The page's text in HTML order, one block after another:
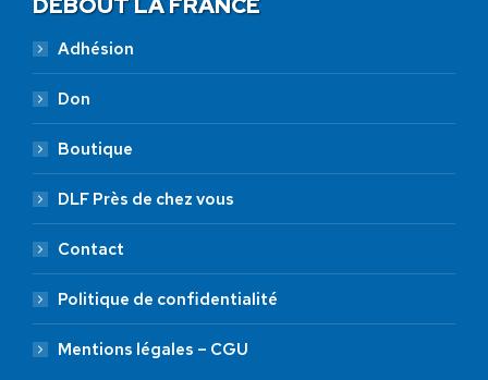
Adhésion
Don
Boutique
DLF Près de chez vous
Contact
Politique de confidentialité
Mentions légales – CGU